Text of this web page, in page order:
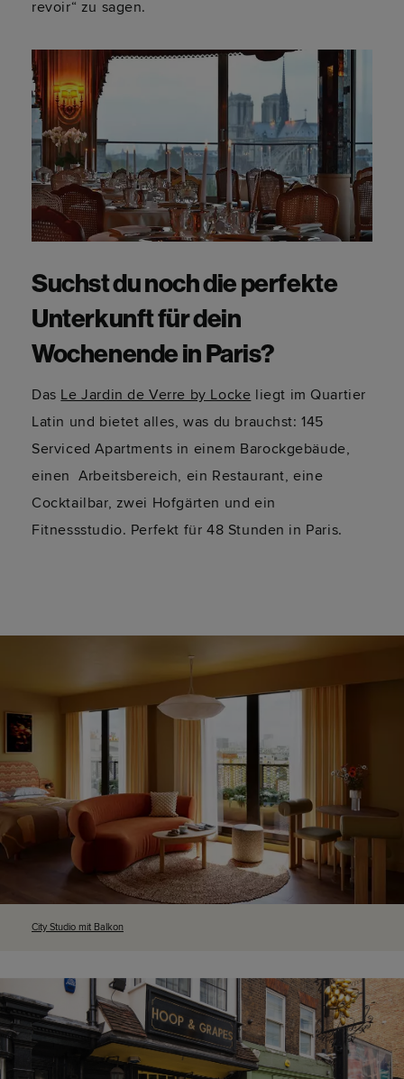
revoir“ zu sagen.
Suchst du noch die perfekte
Unterkunft für dein
Wochenende in Paris?
Das Le Jardin de Verre by Locke liegt im Quartier
Latin und bietet alles, was du brauchst: 145
Serviced Apartments in einem Barockgebäude,
einen Arbeitsbereich, ein Restaurant, eine
Cocktailbar, zwei Hofgärten und ein
Fitnessstudio. Perfekt für 48 Stunden in Paris.
City Studio mit Balkon